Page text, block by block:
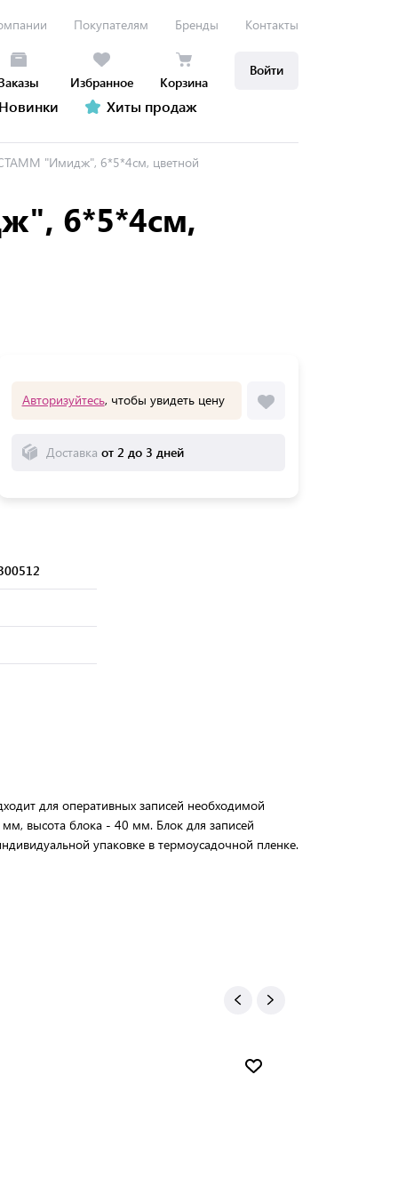
Покупателям Бренды Контакты
Избранное Корзина
Войти
Новинки Хиты продаж
СТАММ "Имидж", 6*5*4см, цветной
6*5*4см,
Авторизуйтесь, чтобы увидеть цену
Доставка от 2 до 3 дней
для оперативных записей необходимой
высота блока - 40 мм. Блок для записей
упаковке в термоусадочной пленке.